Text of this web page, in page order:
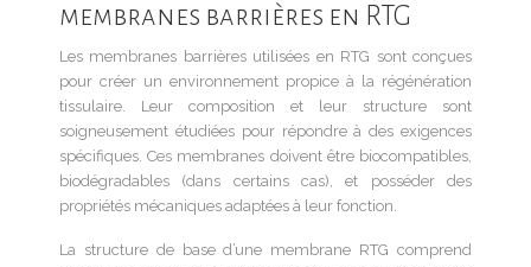
membranes barrières en RTG
Les membranes barrières utilisées en RTG sont conçues
pour créer un environnement propice à la régénération
tissulaire. Leur composition et leur structure sont
soigneusement étudiées pour répondre à des exigences
spécifiques. Ces membranes doivent être biocompatibles,
biodégradables (dans certains cas), et posséder des
propriétés mécaniques adaptées à leur fonction.
La structure de base d’une membrane RTG comprend